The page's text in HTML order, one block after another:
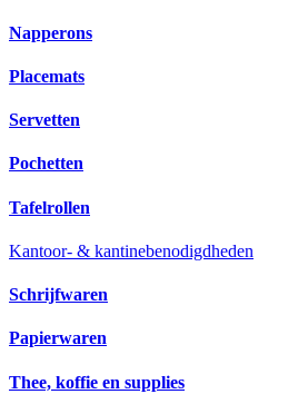
Napperons
Placemats
Servetten
Pochetten
Tafelrollen
Kantoor- & kantinebenodigdheden
Schrijfwaren
Papierwaren
Thee, koffie en supplies